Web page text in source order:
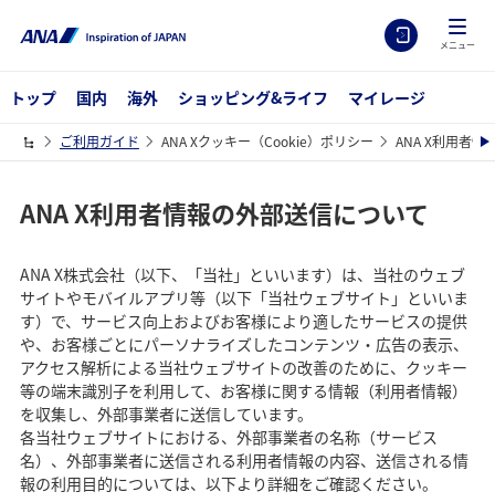
メニュー
トップ 国内 海外 ショッピング&ライフ マイレージ
ご利用ガイド ANA Xクッキー（Cookie）ポリシー ANA X利用者情
ANA X利用者情報の外部送信について
ANA X株式会社（以下、「当社」といいます）は、当社のウェブ
サイトやモバイルアプリ等（以下「当社ウェブサイト」といいま
す）で、サービス向上およびお客様により適したサービスの提供
や、お客様ごとにパーソナライズしたコンテンツ・広告の表示、
アクセス解析による当社ウェブサイトの改善のために、クッキー
等の端末識別子を利用して、お客様に関する情報（利用者情報）
を収集し、外部事業者に送信しています。
各当社ウェブサイトにおける、外部事業者の名称（サービス
名）、外部事業者に送信される利用者情報の内容、送信される情
報の利用目的については、以下より詳細をご確認ください。